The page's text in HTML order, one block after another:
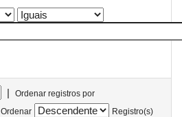
|
Ordenar registros por
Ordenar
Registro(s)